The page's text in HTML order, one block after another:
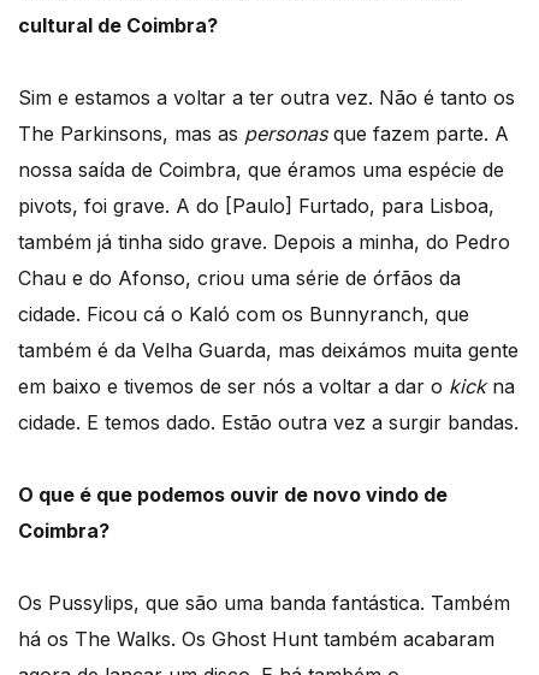
cultural de Coimbra?
Sim e estamos a voltar a ter outra vez. Não é tanto os
The Parkinsons, mas as personasque fazem parte. A
nossa saída de Coimbra, que éramos uma espécie de
pivots, foi grave. A do [Paulo] Furtado, para Lisboa,
também já tinha sido grave. Depois a minha, do Pedro
Chau e do Afonso, criou uma série de órfãos da
cidade. Ficou cá o Kaló com os Bunnyranch, que
também é da Velha Guarda, mas deixámos muita gente
em baixo e tivemos de ser nós a voltar a dar o kickna
cidade. E temos dado. Estão outra vez a surgir bandas.
O que é que podemos ouvir de novo vindo de
Coimbra?
Os Pussylips, que são uma banda fantástica. Também
há os The Walks. Os Ghost Hunt também acabaram